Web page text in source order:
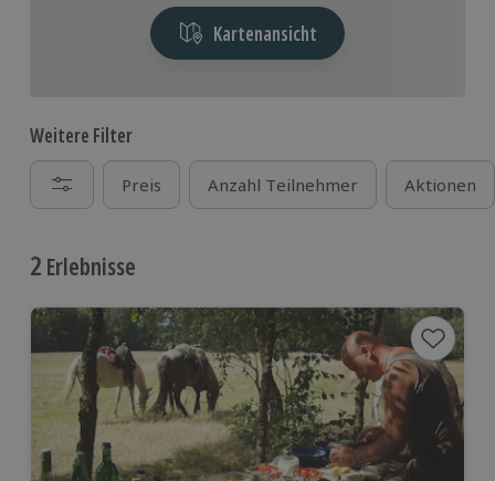
Kartenansicht
Weitere Filter
Preis Anzahl Teilnehmer Aktionen
2 Erlebnisse